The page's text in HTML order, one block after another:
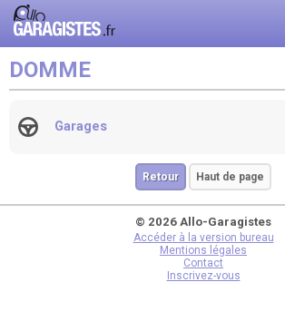
DOMME
Garages
Retour Haut de page
© 2026 Allo-Garagistes
Accéder à la version bureau
Mentions légales
Contact
Inscrivez-vous